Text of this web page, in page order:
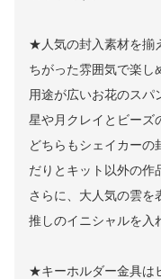
★人気の封入素材を揃
ちがった雰囲気で楽し
用途が広いお花のスパ
星や月クレイとビーズ
どちらもシェイカーの
だりとキット以外の作
さらに、大人気の雲を
推しのイニシャルを入
★キーホルダー金具は